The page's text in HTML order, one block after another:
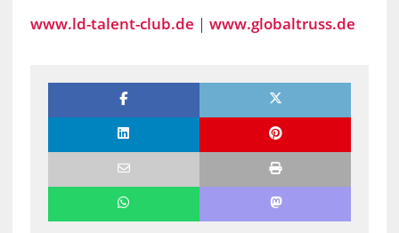
www.ld-talent-club.de | www.globaltruss.de